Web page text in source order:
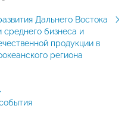
Дальнего Востока
бизнеса и
продукции в
региона